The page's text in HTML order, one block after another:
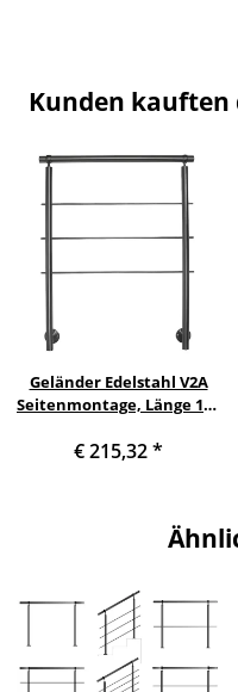
Kunden kauften
Geländer Edelstahl V2A
Seitenmontage, Länge 120
Querstreben und
€ 215,32*